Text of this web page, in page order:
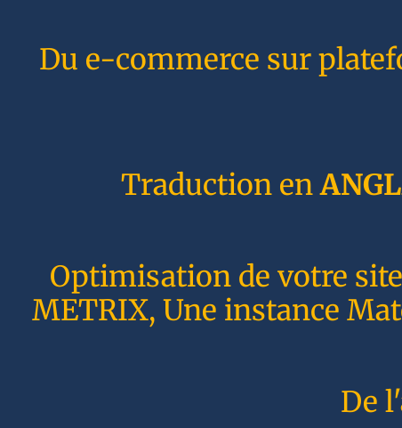
Du e-commerce sur
Traduction en
Optimisation de votre
METRIX, Une instance
De